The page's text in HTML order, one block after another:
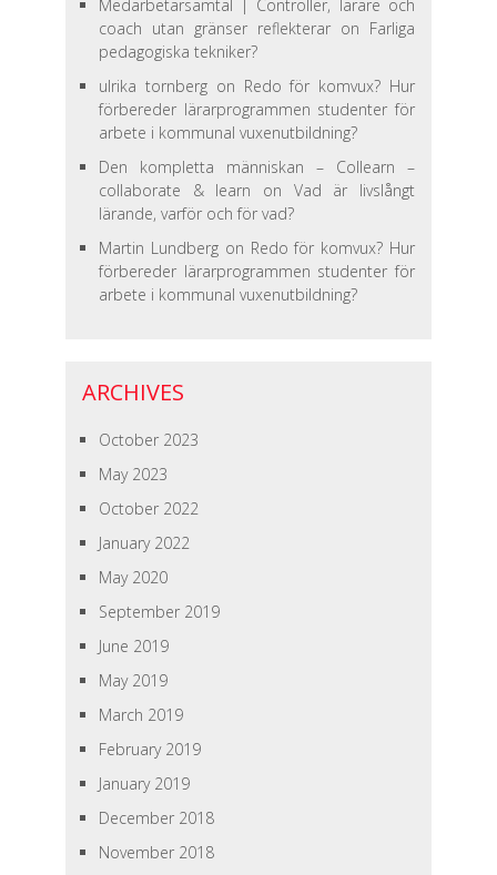
Medarbetarsamtal | Controller, lärare och
coach utan gränser reflekteraron Farliga
pedagogiska tekniker?
ulrika tornbergon Redo för komvux? Hur
förbereder lärarprogrammen studenter för
arbete i kommunal vuxenutbildning?
Den kompletta människan – Collearn –
collaborate & learn on Vad är livslångt
lärande, varför och för vad?
Martin Lundbergon Redo för komvux? Hur
förbereder lärarprogrammen studenter för
arbete i kommunal vuxenutbildning?
ARCHIVES
October 2023
May 2023
October 2022
January 2022
May 2020
September 2019
June 2019
May 2019
March 2019
February 2019
January 2019
December 2018
November 2018